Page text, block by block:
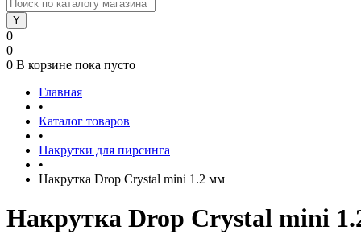
0
0
0 В корзине пока пусто
Главная
•
Каталог товаров
•
Накрутки для пирсинга
•
Накрутка Drop Crystal mini 1.2 мм
Накрутка Drop Crystal mini